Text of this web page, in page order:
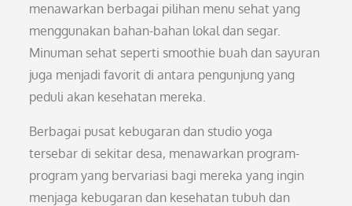
menawarkan berbagai pilihan menu sehat yang
menggunakan bahan-bahan lokal dan segar.
Minuman sehat seperti smoothie buah dan sayuran
juga menjadi favorit di antara pengunjung yang
peduli akan kesehatan mereka.
Berbagai pusat kebugaran dan studio yoga
tersebar di sekitar desa, menawarkan program-
program yang bervariasi bagi mereka yang ingin
menjaga kebugaran dan kesehatan tubuh dan